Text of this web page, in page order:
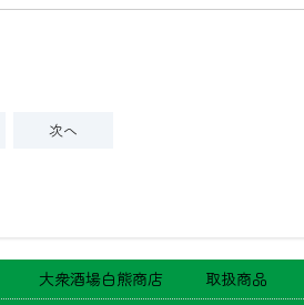
次へ
大衆酒場白熊商店 取扱商品